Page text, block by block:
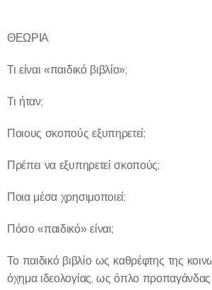
ΘΕΩΡΙΑ
Τι είναι «παιδικό βιβλίο»;
Τι ήταν;
Ποιους σκοπούς εξυπηρετεί;
Πρέπει να εξυπηρετεί σκοπούς;
Ποια μέσα χρησιμοποιεί;
Πόσο «παιδικό» είναι;
Το παιδικό βιβλίο ως καθρέφτης της
όχημα ιδεολογίας, ως όπλο προπαγάνδας